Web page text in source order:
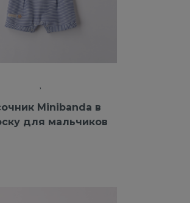
Minibanda в
для мальчиков